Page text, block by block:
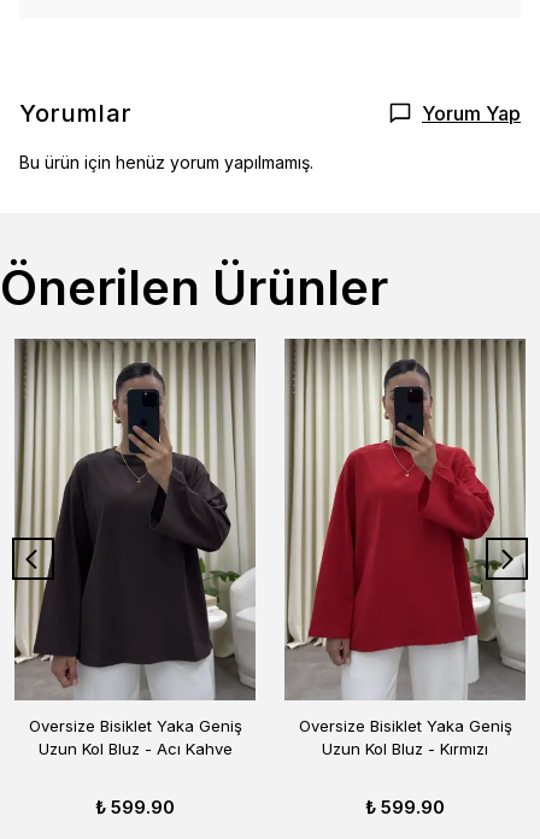
Yorumlar Yorum Yap
Bu ürün için henüz yorum yapılmamış.
Önerilen Ürünler
Oversize Bisiklet Yaka Geniş
Uzun Kol Bluz - Acı Kahve
₺ 599.90
Oversize Bisiklet Yaka Geniş
Uzun Kol Bluz - Kırmızı
₺ 599.90